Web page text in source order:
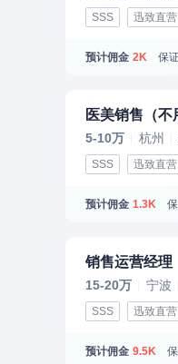
SSS 迅致直营
预计佣金 2K 保
医美销售（不
5-10万 杭州
SSS 迅致直营
预计佣金 1.3K
销售运营经理
15-20万 宁波
SSS 迅致直营
预计佣金 9.5K